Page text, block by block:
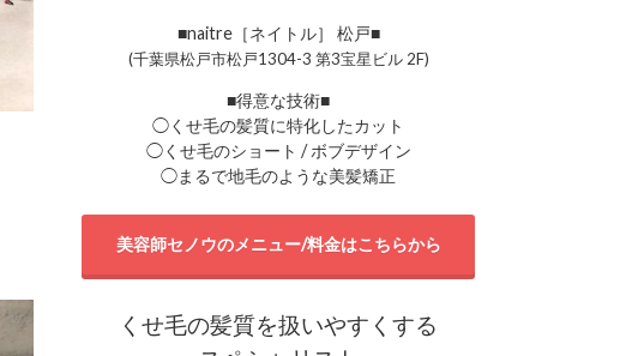
■naitre［ネイトル］ 松戸■
(千葉県松戸市松戸1304-3 第3宝星ビル 2F)
■得意な技術■
◯くせ毛の髪質に特化したカット
◯くせ毛のショート / ボブデザイン
◯まるで地毛のような美髪矯正
美容師セノウのメニュー/料金はこちらから
くせ毛の髪質を扱いやすくする